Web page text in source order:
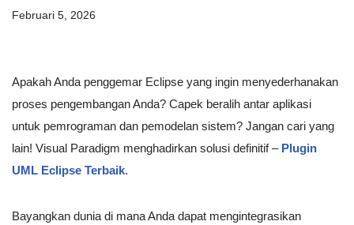
Februari 5, 2026
Apakah Anda penggemar Eclipse yang ingin menyederhanakan
proses pengembangan Anda? Capek beralih antar aplikasi
untuk pemrograman dan pemodelan sistem? Jangan cari yang
lain! Visual Paradigm menghadirkan solusi definitif – Plugin
UML Eclipse Terbaik.
Bayangkan dunia di mana Anda dapat mengintegrasikan